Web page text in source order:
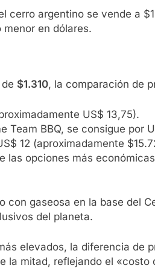
cerro argentino se vende a
en dólares.
$1.310, la comparación de
US$ 13,75).
Team BBQ, se consigue por
12 (aproximadamente
las opciones más
gaseosa en la base del
del planeta.
elevados, la diferencia de
la mitad, reflejando el